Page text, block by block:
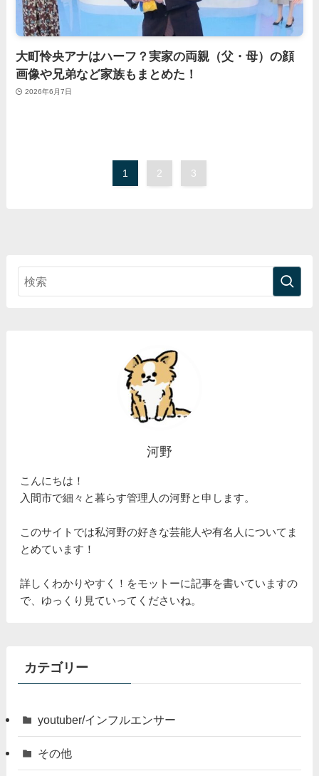
大町怜央アナはハーフ？実家の両親（父・母）の顔
画像や兄弟など家族もまとめた！
2026年6月7日
1 2 3
河野
こんにちは！
入間市で細々と暮らす管理人の河野と申します。
このサイトでは私河野の好きな芸能人や有名人についてま
とめています！
詳しくわかりやすく！をモットーに記事を書いていますの
で、ゆっくり見ていってくださいね。
カテゴリー
youtuber/インフルエンサー
その他